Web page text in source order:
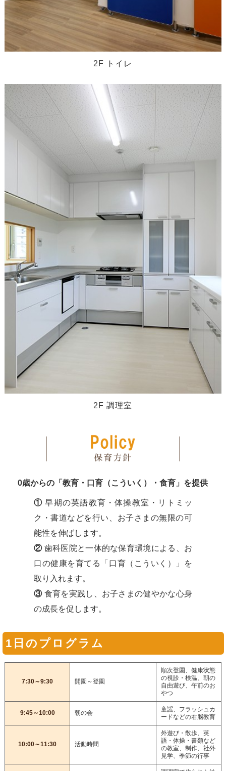
2F トイレ
2F 調理室
0歳からの「教育・口育（こういく）・食育」を提供
① 早期の英語教育・体操教室・リトミッ
ク・書道などを行い、お子さまの無限の可
能性を伸ばします。
②歯科医院と一体的な保育環境による、お
口の健康を育てる「口育（こういく）」を
取り入れます。
③食育を実践し、お子さまの健やかな心身
の成長を促します。
1日のプログラム
7:30～9:30 開園～登園
順次登園、健康状態
の視診・検温、朝の
自由遊び、午前のお
やつ
9:45～10:00 朝の会
童謡、フラッシュカ
ードなどの右脳教育
10:00～11:30 活動時間
外遊び・散歩、英
語・体操・書類など
の教室、制作、社外
見学、季節の行事